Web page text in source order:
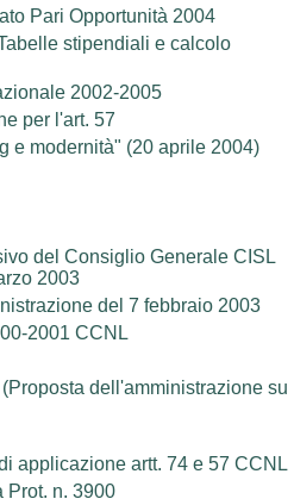
Pari Opportunità 2004
stipendiali e calcolo
2002-2005
per l'art. 57
e modernità" (20 aprile 2004)
del Consiglio Generale CISL
2003
del 7 febbraio 2003
2001 CCNL
dell'amministrazione su
applicazione artt. 74 e 57 CCNL
Prot. n. 3900